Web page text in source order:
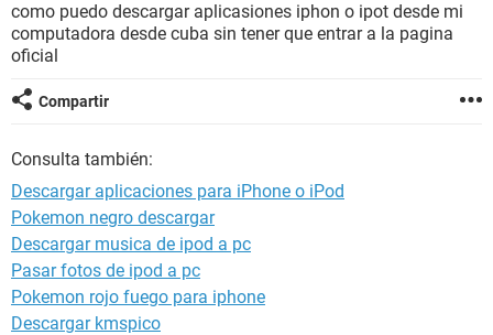
como puedo descargar aplicasiones iphon o ipot desde mi
computadora desde cuba sin tener que entrar a la pagina
oficial
Compartir
Consulta también:
Descargar aplicaciones para iPhone o iPod
Pokemon negro descargar
Descargar musica de ipod a pc
Pasar fotos de ipod a pc
Pokemon rojo fuego para iphone
Descargar kmspico